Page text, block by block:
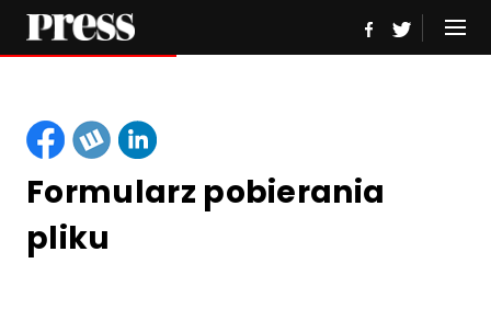
Formularz pobierania
pliku